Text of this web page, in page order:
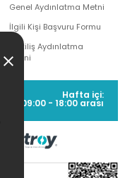
Genel Aydınlatma Metni
İlgili Kişi Başvuru Formu
Çekiliş Aydınlatma
Metni
Hafta içi:
09:00 - 18:00 arası